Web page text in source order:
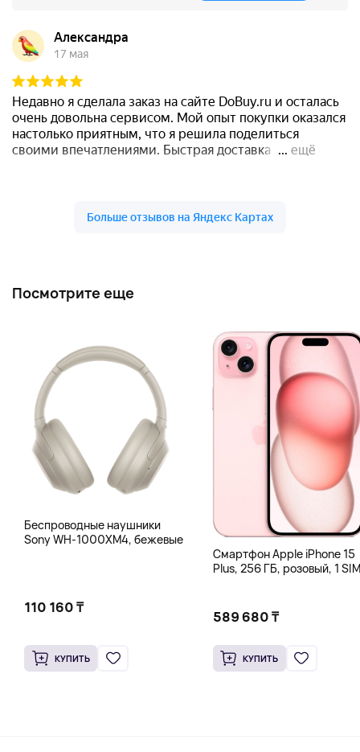
Посмотрите еще
Беспроводные наушники
Sony WH-1000XM4, бежевые
110 160 ₸
КУПИТЬ
Смартфон Apple iPhone 15
Plus, 256 ГБ, розовый, 1
589 680 ₸
КУПИТЬ